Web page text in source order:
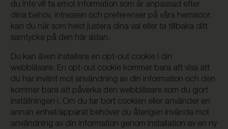
du inte vill ta emot information som är anpassad efter
dina behov, intressen och preferenser på våra hemsidor,
kan du när som helst justera dina val eller ta tillbaka ditt
samtycke på den här sidan.
Du kan även installera en opt-out cookie i din
webbläsare. En opt-out cookie kommer bara att visa att
du har invänt mot användning av din information och den
kommer bara att påverka den webbläsare som du gjort
inställningen i. Om du tar bort cookien eller använder en
annan enhet/apparat behöver du återigen invända mot
användning av din information genom installation av en ny